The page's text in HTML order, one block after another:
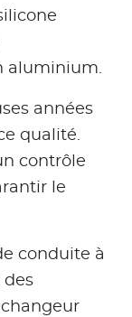
aluminium.
années
qualité.
contrôle
le
conduite à
des